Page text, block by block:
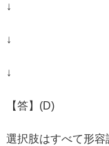
↓
↓
↓
【答】(D)
選択肢はすべて形